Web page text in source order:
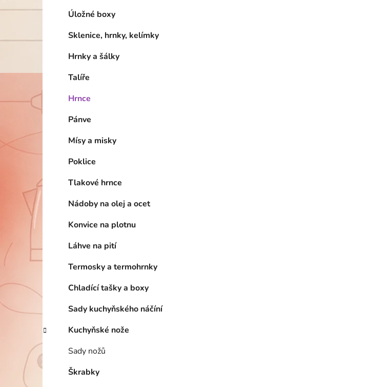
Úložné boxy
Sklenice, hrnky, kelímky
Hrnky a šálky
Talíře
Hrnce
Pánve
Mísy a misky
Poklice
Tlakové hrnce
Nádoby na olej a ocet
Konvice na plotnu
Láhve na pití
Termosky a termohrnky
Chladící tašky a boxy
Sady kuchyňského náčíní
Kuchyňské nože
Sady nožů
Škrabky